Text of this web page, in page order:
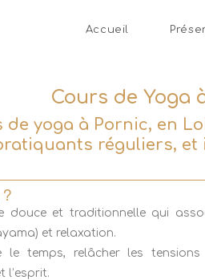
Accueil
Cours de Yoga
yoga à Pornic, en
réguliers,
et traditionnelle qui
et relaxation.
le temps, relâcher les tensions
l’esprit.